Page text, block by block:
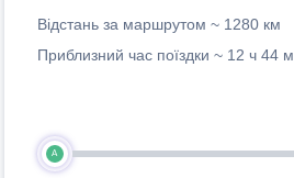
Відстань за маршрутом ~ 1280 км
Приблизний час поїздки ~ 12 ч 44 м
A